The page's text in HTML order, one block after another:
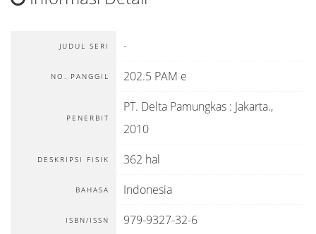
JUDUL SERI -
NO. PANGGIL 202.5 PAM e
PENERBIT
PT. Delta Pamungkas : Jakarta.,
2010
DESKRIPSI FISIK 362 hal
BAHASA Indonesia
ISBN/ISSN 979-9327-32-6